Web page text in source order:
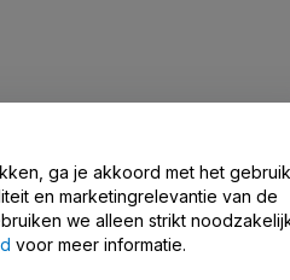
Contact Met Ons Op
ga je akkoord met het gebruik
en marketingrelevantie van de
we alleen strikt
voor meer informatie.